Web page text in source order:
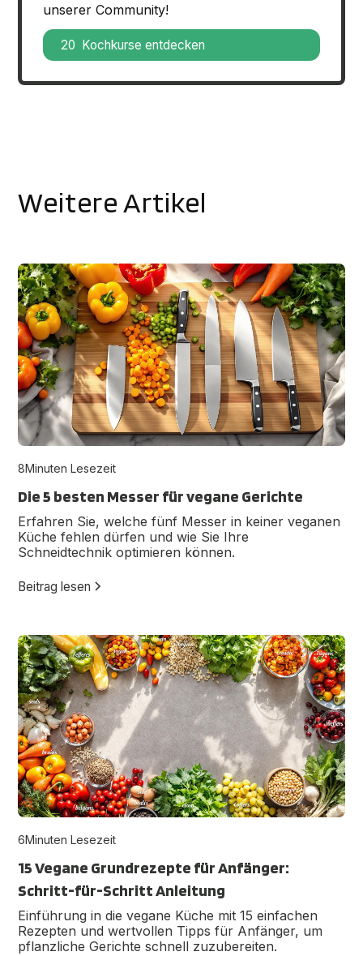
unserer Community!
20 Kochkurse entdecken
Weitere Artikel
8Minuten Lesezeit
Die 5 besten Messer für vegane Gerichte
Erfahren Sie, welche fünf Messer in keiner veganen
Küche fehlen dürfen und wie Sie Ihre
Schneidtechnik optimieren können.
Beitrag lesen
6Minuten Lesezeit
15 Vegane Grundrezepte für Anfänger:
Schritt-für-Schritt Anleitung
Einführung in die vegane Küche mit 15 einfachen
Rezepten und wertvollen Tipps für Anfänger, um
pflanzliche Gerichte schnell zuzubereiten.